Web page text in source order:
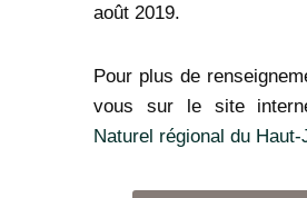
août 2019.
Pour plus de
vous sur le site
Naturel régional du Haut-